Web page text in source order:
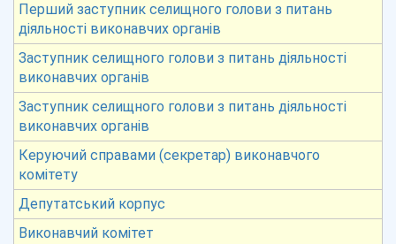
Перший заступник селищного голови з питань
діяльності виконавчих органів
Заступник селищного голови з питань діяльності
виконавчих органів
Заступник селищного голови з питань діяльності
виконавчих органів
Керуючий справами (секретар) виконавчого
комітету
Депутатський корпус
Виконавчий комітет